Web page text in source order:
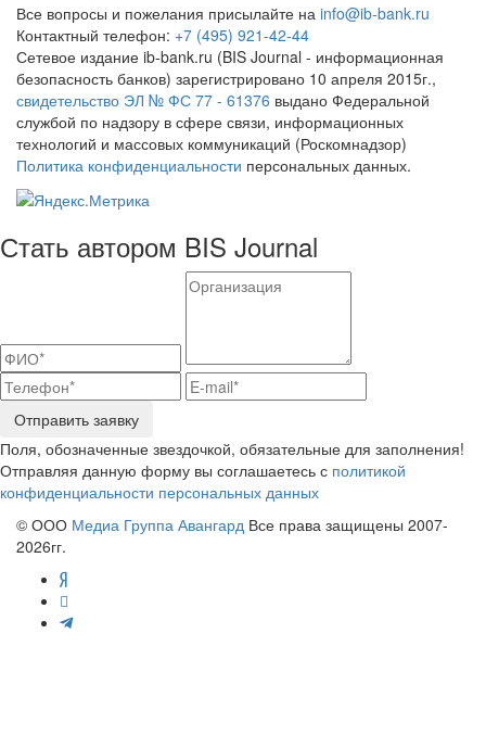
Все вопросы и пожелания присылайте на info@ib-bank.ru
Контактный телефон: +7 (495) 921-42-44
Сетевое издание ib-bank.ru (BIS Journal - информационная
безопасность банков) зарегистрировано 10 апреля 2015г.,
свидетельство ЭЛ № ФС 77 - 61376 выдано Федеральной
службой по надзору в сфере связи, информационных
технологий и массовых коммуникаций (Роскомнадзор)
Политика конфиденциальности персональных данных.
Стать автором BIS Journal
Отправить заявку
Поля, обозначенные звездочкой, обязательные для заполнения!
Отправляя данную форму вы соглашаетесь с политикой
конфиденциальности персональных данных
© ООО Медиа Группа Авангард Все права защищены 2007-
2026гг.